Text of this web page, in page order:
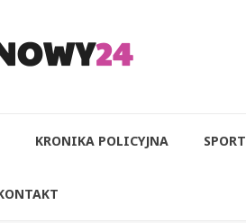
KRONIKA POLICYJNA SPORT